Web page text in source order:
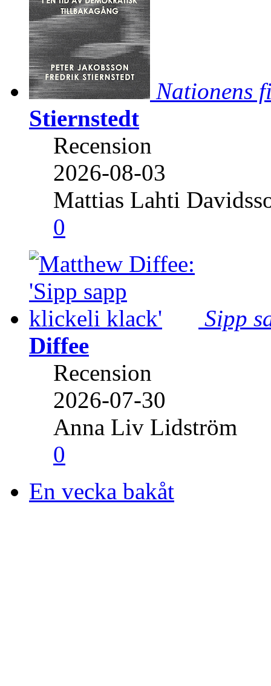
Nationens
Stiernstedt
Recension
2026-08-03
Mattias Lahti
0
Sipp
Diffee
Recension
2026-07-30
Anna Liv Lidström
0
En vecka bakåt